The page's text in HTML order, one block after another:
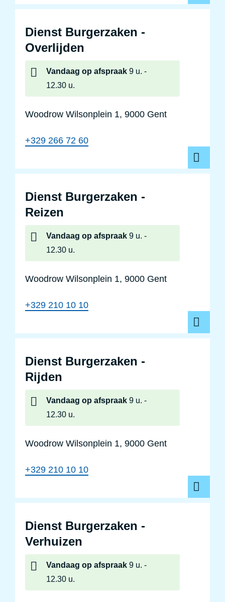
Dienst Burgerzaken -
Overlijden
Vandaag op afspraak 9 u.
12.30 u.
Woodrow Wilsonplein 1, 9000 Gent
+329 266 72 60
Dienst Burgerzaken -
Reizen
Vandaag op afspraak 9 u.
12.30 u.
Woodrow Wilsonplein 1, 9000 Gent
+329 210 10 10
Dienst Burgerzaken -
Rijden
Vandaag op afspraak 9 u.
12.30 u.
Woodrow Wilsonplein 1, 9000 Gent
+329 210 10 10
Dienst Burgerzaken -
Verhuizen
Vandaag op afspraak 9 u.
12.30 u.